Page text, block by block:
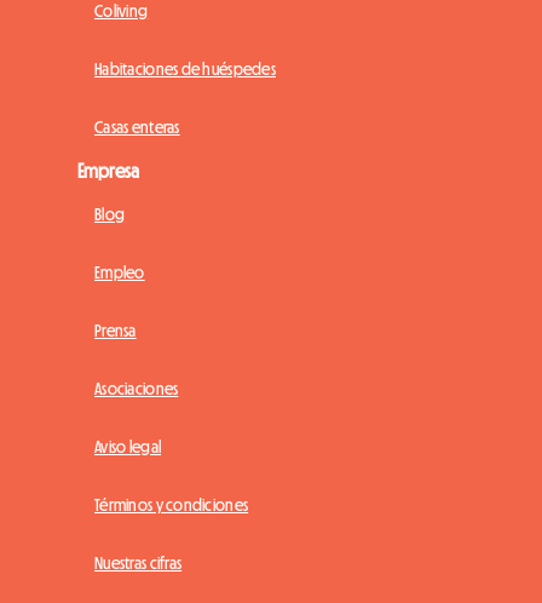
Coliving
Habitaciones de huéspedes
Casas enteras
Empresa
Blog
Empleo
Prensa
Asociaciones
Aviso legal
Términos y condiciones
Nuestras cifras